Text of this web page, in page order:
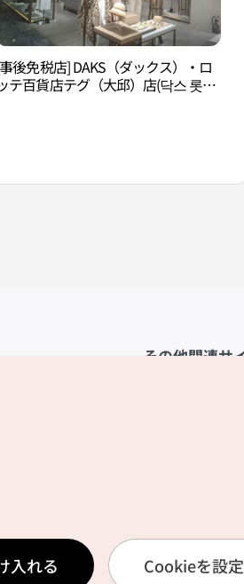
後免税店] DAKS（ダックス）・ロ
テ百貨店テグ（大邱）店(닥스 롯데
用規約
ポリシー
その他関連サ
入れる Cookieを設